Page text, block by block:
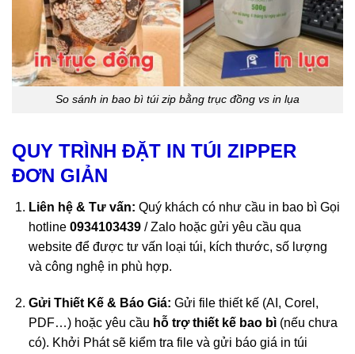
So sánh in bao bì túi zip bằng trục đồng vs in lụa
QUY TRÌNH ĐẶT IN TÚI ZIPPER
ĐƠN GIẢN
Liên hệ & Tư vấn: Quý khách có như cầu in bao bì Gọi
hotline 0934103439/ Zalo hoặc gửi yêu cầu qua
website để được tư vấn loại túi, kích thước, số lượng
và công nghệ in phù hợp.
Gửi Thiết Kế & Báo Giá: Gửi file thiết kế (AI, Corel,
PDF…) hoặc yêu cầu hỗ trợ thiết kế bao bì(nếu chưa
có). Khởi Phát sẽ kiểm tra file và gửi báo giá in túi